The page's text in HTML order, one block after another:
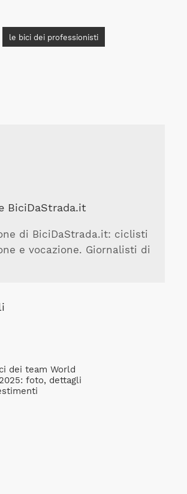
le bici dei professionisti
BiciDaStrada.it
di BiciDaStrada.it: ciclisti
e vocazione. Giornalisti di
dei team World
foto, dettagli